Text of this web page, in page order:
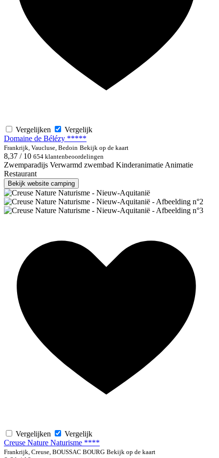
Vergelijken
Vergelijk
Domaine de Bélézy *****
Frankrijk, Vaucluse, Bedoin Bekijk op de kaart
8,37 / 10 654 klantenbeoordelingen
Zwemparadijs Verwarmd zwembad KinderanimatieAnimatie
Restaurant
Bekijk website camping
Vergelijken
Vergelijk
Creuse Nature Naturisme ****
Frankrijk, Creuse, BOUSSAC BOURG Bekijk op de kaart